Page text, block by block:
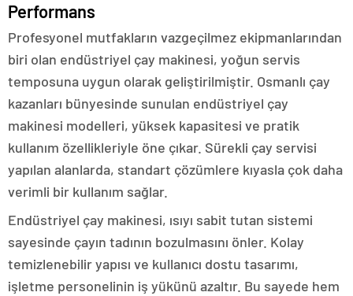
Performans
Profesyonel mutfakların vazgeçilmez ekipmanlarından
biri olan endüstriyel çay makinesi, yoğun servis
temposuna uygun olarak geliştirilmiştir. Osmanlı çay
kazanları bünyesinde sunulan endüstriyel çay
makinesi modelleri, yüksek kapasitesi ve pratik
kullanım özellikleriyle öne çıkar. Sürekli çay servisi
yapılan alanlarda, standart çözümlere kıyasla çok daha
verimli bir kullanım sağlar.
Endüstriyel çay makinesi, ısıyı sabit tutan sistemi
sayesinde çayın tadının bozulmasını önler. Kolay
temizlenebilir yapısı ve kullanıcı dostu tasarımı,
işletme personelinin iş yükünü azaltır. Bu sayede hem